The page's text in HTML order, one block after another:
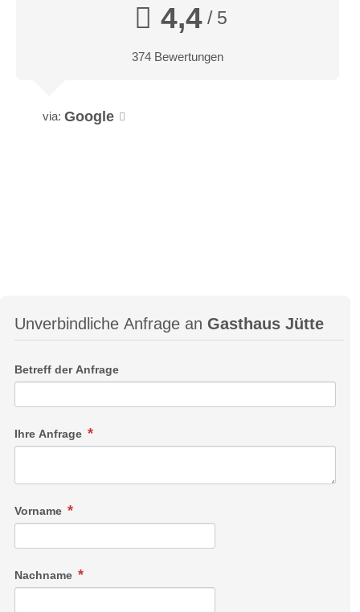
4,4/ 5
374 Bewertungen
via: Google
Unverbindliche Anfrage an Gasthaus Jütte
Betreff der Anfrage
Ihre Anfrage
Vorname
Nachname